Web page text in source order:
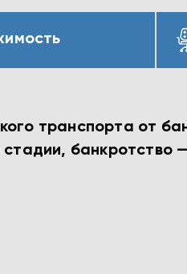
транспорта от
банкротство